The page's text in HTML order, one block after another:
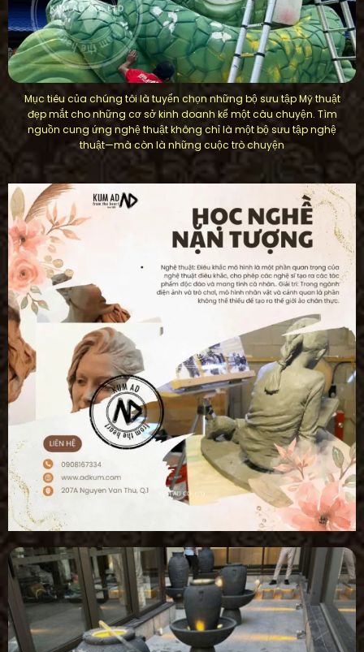
Mục tiêu của chúng tôi là tuyển chọn những bộ sưu tập Mỹ thuật
đẹp mắt cho những cơ sở kinh doanh kể một câu chuyện. Tìm
nguồn cung ứng nghệ thuật không chỉ là một bộ sưu tập nghệ
thuật—mà còn là những cuộc trò chuyện